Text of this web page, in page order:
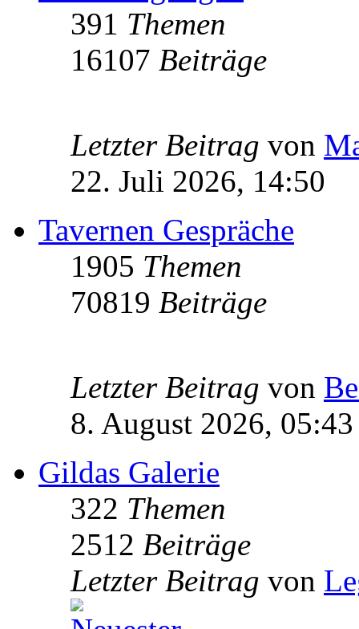
391 Themen
16107 Beiträge
Letzter Beitrag von
22. Juli 2026, 14:50
Tavernen Gespräche
1905 Themen
70819 Beiträge
Letzter Beitrag von
8. August 2026, 05:43
Gildas Galerie
322 Themen
2512 Beiträge
Letzter Beitrag von